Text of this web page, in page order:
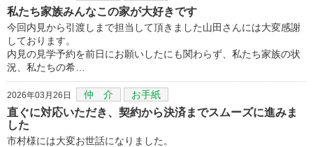
私たち家族みんなこの家が大好きです
今回内見から引渡しまで担当して頂きました山田さんには大変感謝
しております。
内見の見学予約を前日にお願いしたにも関わらず、私たち家族の状
況、私たちの希…
2026年03月26日 仲 介 お手紙
直ぐに対応いただき、契約から決済までスムーズに進みま
した
市村様には大変お世話になりました。